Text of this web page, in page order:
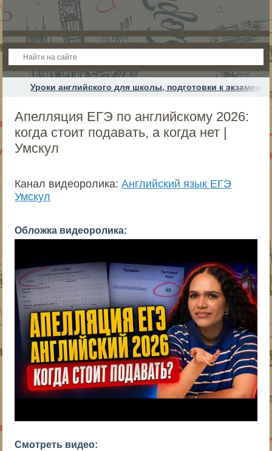
Уроки английского для школы, подготовки к
Апелляция ЕГЭ по английскому 2026:
когда стоит подавать, а когда нет |
Умскул
Канал видеоролика:Английский язык ЕГЭ
Умскул
Обложка видеоролика:
Смотреть видео: